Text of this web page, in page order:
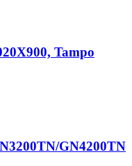
Tampo
GN4200TN